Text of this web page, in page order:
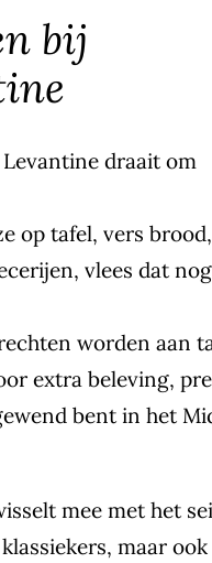
bij
draait om
op tafel, vers brood,
vlees dat
worden aan
extra beleving,
bent in het
mee met het
maar ook